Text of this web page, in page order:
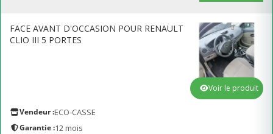
FACE AVANT D'OCCASION POUR RENAULT
CLIO III 5 PORTES
Vendeur :ECO-CASSE
Garantie :12 mois
Voir le produit